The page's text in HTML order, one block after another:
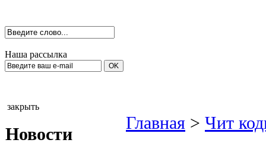
Наша рассылка
закрыть
Новости
Главная > Чит